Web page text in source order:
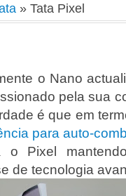
» Tata Pixel
o Nano
pela sua
é que em
para auto-
o Pixel
de tecnologia